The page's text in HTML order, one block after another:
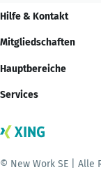
Hilfe & Kontakt
Mitgliedschaften
Hauptbereiche
Services
© New Work SE | Alle